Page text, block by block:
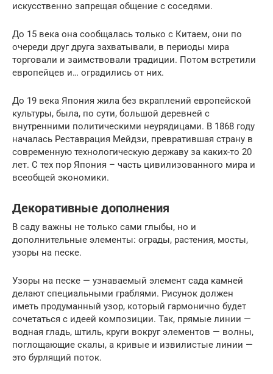
искусственно запрещая общение с соседями.
До 15 века она сообщалась только с Китаем, они по
очереди друг друга захватывали, в периоды мира
торговали и заимствовали традиции. Потом встретили
европейцев и… оградились от них.
До 19 века Япония жила без вкраплений европейской
культуры, была, по сути, большой деревней с
внутренними политическими неурядицами. В 1868 году
началась Реставрация Мейдзи, превратившая страну в
современную технологическую державу за каких-то 20
лет. С тех пор Япония – часть цивилизованного мира и
всеобщей экономики.
Декоративные дополнения
В саду важны не только сами глыбы, но и
дополнительные элементы: ограды, растения, мосты,
узоры на песке.
Узоры на песке — узнаваемый элемент сада камней
делают специальными граблями. Рисунок должен
иметь продуманный узор, который гармонично будет
сочетаться с идеей композиции. Так, прямые линии —
водная гладь, штиль, круги вокруг элементов — волны,
поглощающие скалы, а кривые и извилистые линии —
это бурлящий поток.